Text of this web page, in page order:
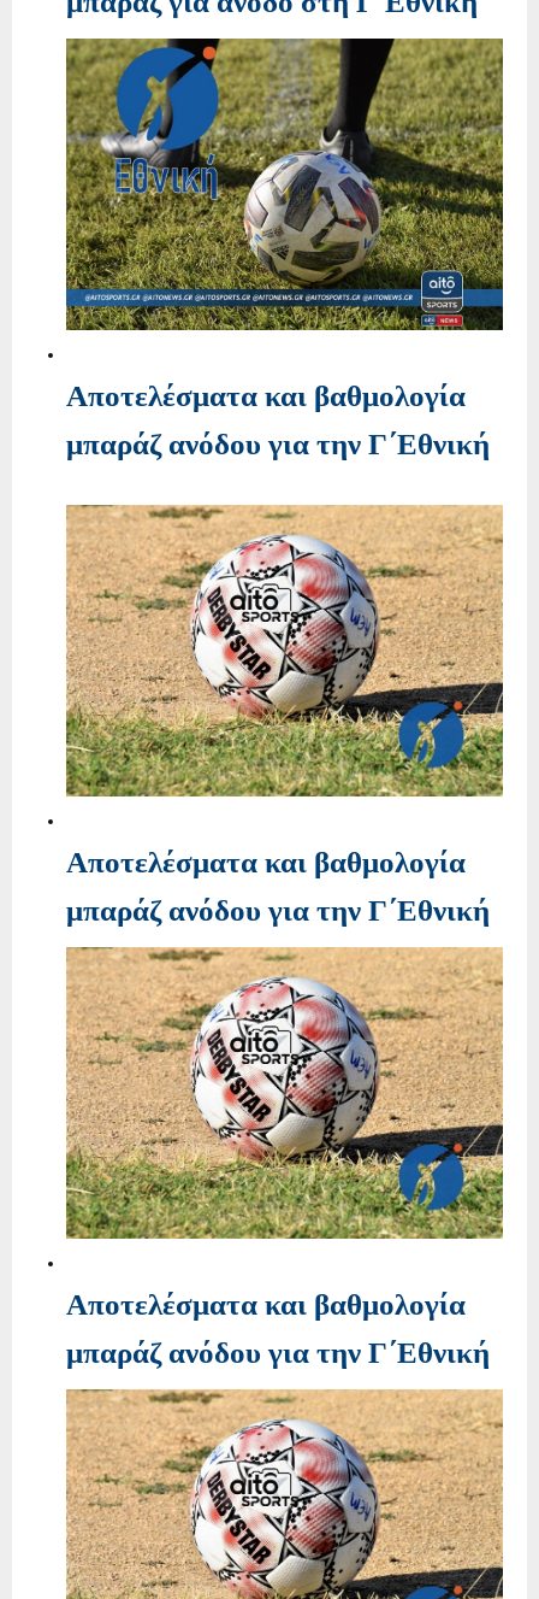
Αποτελέσματα και βαθμολογία
μπαράζ ανόδου για την Γ΄Εθνική
Αποτελέσματα και βαθμολογία
μπαράζ ανόδου για την Γ΄Εθνική
Αποτελέσματα και βαθμολογία
μπαράζ ανόδου για την Γ΄Εθνική